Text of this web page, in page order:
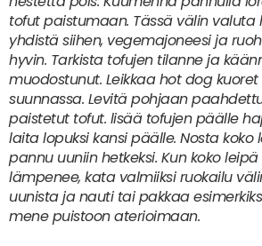
tofut paistumaan. Tässä välin valuta
yhdistä siihen, vegemajoneesi ja
hyvin. Tarkista tofujen tilanne ja
muodostunut. Leikkaa hot dog
suunnassa. Levitä pohjaan
paistetut tofut. lisää tofujen päälle
laita lopuksi kansi päälle. Nosta
pannu uuniin hetkeksi. Kun koko
lämpenee, kata valmiiksi ruokailu
uunista ja nauti tai pakkaa
mene puistoon aterioimaan.